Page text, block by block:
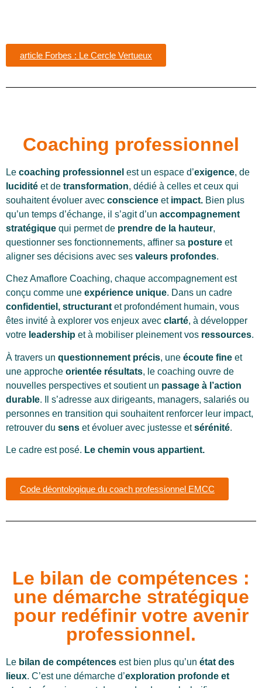
article Forbes : Le Cercle Vertueux
Coaching professionnel
Le coaching professionnel est un espace d’exigence, de
lucidité et de transformation, dédié à celles et ceux qui
souhaitent évoluer avec conscience et impact. Bien plus
qu’un temps d’échange, il s’agit d’un accompagnement
stratégique qui permet de prendre de la hauteur,
questionner ses fonctionnements, affiner sa posture et
aligner ses décisions avec ses valeurs profondes.
Chez Amaflore Coaching, chaque accompagnement est
conçu comme une expérience unique. Dans un cadre
confidentiel, structurantet profondément humain, vous
êtes invité à explorer vos enjeux avec clarté, à développer
votre leadership et à mobiliser pleinement vos ressources.
À travers un questionnement précis, une écoute fine et
une approche orientée résultats, le coaching ouvre de
nouvelles perspectives et soutient un passage à l’action
durable. Il s’adresse aux dirigeants, managers, salariés ou
personnes en transition qui souhaitent renforcer leur impact,
retrouver du sens et évoluer avec justesse etsérénité.
Le cadre est posé. Le chemin vous appartient.
Code déontologique du coach professionnel EMCC
Le bilan de compétences :
une démarche stratégique
pour redéfinir votre avenir
professionnel.
Le bilan de compétences est bien plus qu’un état des
lieux. C’est une démarche d’exploration profonde et